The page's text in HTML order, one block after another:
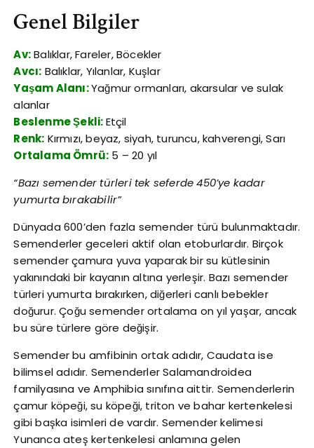
Genel Bilgiler
Av:Balıklar, Fareler, Böcekler
Avcı: Balıklar, Yılanlar, Kuşlar
Yaşam Alanı:Yağmur ormanları, akarsular ve sulak
alanlar
Beslenme Şekli:Etçil
Renk: Kırmızı, beyaz, siyah, turuncu, kahverengi, Sarı
Ortalama Ömrü: 5 – 20 yıl
“Bazı semender türleri tek seferde 450’ye kadar
yumurta bırakabilir”
Dünyada 600’den fazla semender türü bulunmaktadır.
Semenderler geceleri aktif olan etoburlardır. Birçok
semender çamura yuva yaparak bir su kütlesinin
yakınındaki bir kayanın altına yerleşir. Bazı semender
türleri yumurta bırakırken, diğerleri canlı bebekler
doğurur. Çoğu semender ortalama on yıl yaşar, ancak
bu süre türlere göre değişir.
Semender bu amfibinin ortak adıdır, Caudata ise
bilimsel adıdır. Semenderler Salamandroidea
familyasına ve Amphibia sınıfına aittir. Semenderlerin
çamur köpeği, su köpeği, triton ve bahar kertenkelesi
gibi başka isimleri de vardır. Semender kelimesi
Yunanca ateş kertenkelesi anlamına gelen